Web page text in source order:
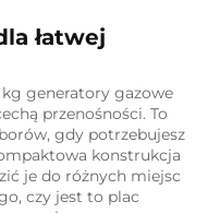
łatwej
generatory gazowe
przenośności. To
gdy potrzebujesz
konstrukcja
je do różnych miejsc
czy jest to plac